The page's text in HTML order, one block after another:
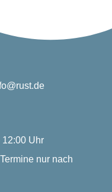
12:00 Uhr
nur nach